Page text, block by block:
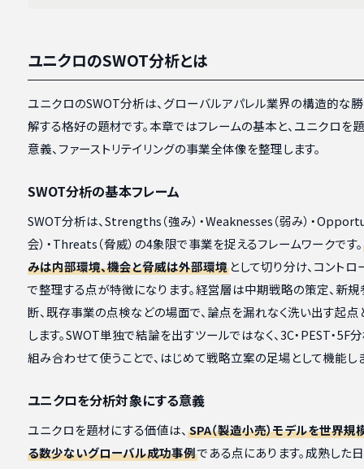
ユニクロのSWOT分析とは
ユニクロのSWOT分析は、グローバルアパレル業界の構造的な
解する格好の題材です。本章ではフレームの基本と、ユニクロを
意義、ファーストリテイリングの事業全体像を整理します。
SWOT分析の基本フレーム
SWOT分析は、Strengths（強み）・Weaknesses（弱み）・
会）・Threats（脅威）の4象限で事業を捉えるフレームワークです。
みは内部環境、機会と脅威は外部環境として切り分け、コント
で整理する点が特徴になります。経営層は中期戦略の策定、新
断、既存事業の点検などの場面で、論点を漏れなく洗い出す起点
します。SWOT単独で結論を出すツールではなく、3C・PEST・5F
組み合わせて使うことで、はじめて戦略立案の足場として機能し
ユニクロを分析対象にする意義
ユニクロを題材にする価値は、 SPA（製造小売）モデルを世界規
る数少ないグローバル成功事例である点にあります。成熟した